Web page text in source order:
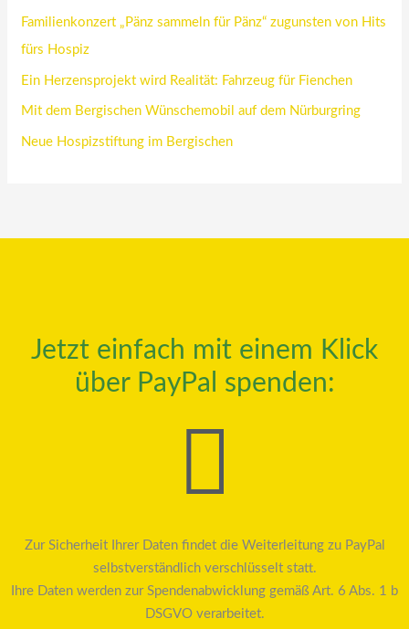
Familienkonzert „Pänz sammeln für Pänz“ zugunsten von Hits
fürs Hospiz
Ein Herzensprojekt wird Realität: Fahrzeug für Fienchen
Mit dem Bergischen Wünschemobil auf dem Nürburgring
Neue Hospizstiftung im Bergischen
Jetzt einfach mit einem Klick
über PayPal spenden:
Zur Sicherheit Ihrer Daten findet die Weiterleitung zu PayPal
selbstverständlich verschlüsselt statt.
Ihre Daten werden zur Spendenabwicklung gemäß Art. 6 Abs. 1 b
DSGVO verarbeitet.